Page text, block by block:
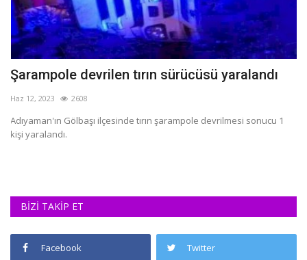
Şarampole devrilen tırın sürücüsü yaralandı
Haz 12, 2023 2608
Adıyaman'ın Gölbaşı ilçesinde tırın şarampole devrilmesi sonucu 1
kişi yaralandı.
BİZİ TAKİP ET
Facebook Twitter